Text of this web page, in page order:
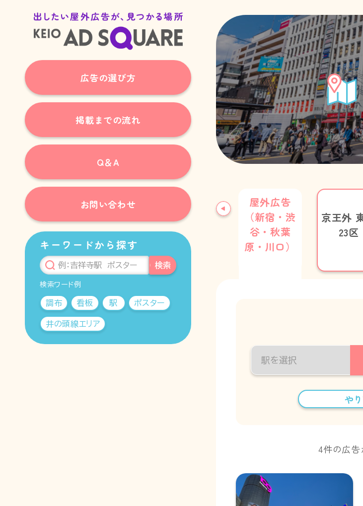
広告の選び方
掲載までの流れ
Q＆A
お問い合わせ
キーワードから探す
検索
検索ワード例
調布 看板 駅 ポスター
井の頭線エリア
相模原線 井の頭線 その他
屋外広告
（新宿・渋
谷・秋葉
原・川口）
京王外
23区
や
4件の広告